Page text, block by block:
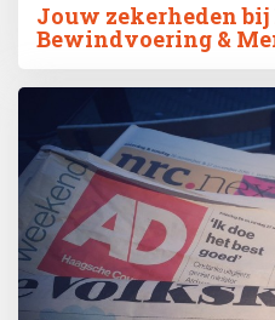
Jouw zekerheden bij
Bewindvoering &